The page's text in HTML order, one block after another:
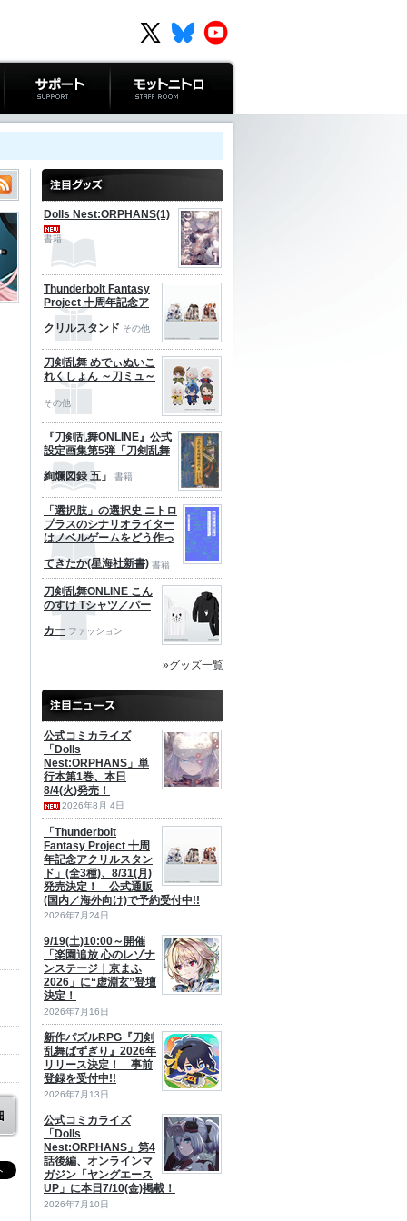
サポート モットニトロ
Dolls Nest:ORPHANS(1)
書籍
Thunderbolt Fantasy
Project 十周年記念ア
クリルスタンド その他
刀剣乱舞 めでぃぬいこ
れくしょん ～刀ミュ～
その他
『刀剣乱舞ONLINE』公式
設定画集第5弾「刀剣乱舞
絢爛図録 五」 書籍
「選択肢」の選択史 ニトロ
プラスのシナリオライター
はノベルゲームをどう作っ
てきたか(星海社新書) 書籍
刀剣乱舞ONLINE こん
のすけ Tシャツ／パー
カー ファッション
»グッズ一覧
公式コミカライズ
「Dolls
Nest:ORPHANS」単
行本第1巻、本日
8/4(火)発売！
2026年8月 4日
「Thunderbolt
Fantasy Project 十周
年記念アクリルスタン
ド」(全3種)、8/31(月)
発売決定！ 公式通販
(国内／海外向け)で予約受付中!!
2026年7月24日
9/19(土)10:00～開催
「楽園追放 心のレゾナ
ンステージ｜京まふ
2026」に“虚淵玄”登壇
決定！
2026年7月16日
新作パズルRPG『刀剣
乱舞ぱずぎり』2026年
リリース決定！ 事前
登録を受付中!!
2026年7月13日
公式コミカライズ
「Dolls
Nest:ORPHANS」第4
話後編、オンラインマ
ガジン「ヤングエース
UP」に本日7/10(金)掲載！
2026年7月10日